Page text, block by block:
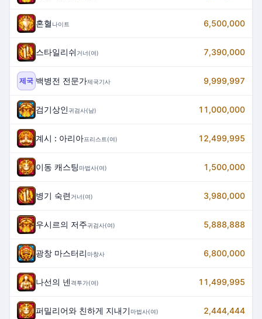
혼혈 나이트 6,500,000
스타일리쉬 거너(여) 7,390,000
제국 백병전 전문가제국기사 9,999,997
검기상인귀검사(남) 11,000,000
계시 : 아리아프리스트(여) 12,499,995
이동 캐스팅 마법사(여) 1,500,000
병기 숙련 거너(여) 3,980,000
우시르의 저주귀검사(여) 5,888,888
광창 마스터리 마창사 6,800,000
나선의 넨 격투가(여) 11,499,995
퍼밀리어와 친하게 지내기 마법사(여) 2,444,444